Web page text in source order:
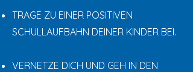
TRAGE ZU EINER POSITIVEN
SCHULLAUFBAHN DEINER KINDER BEI.
VERNETZE DICH UND GEH IN DEN